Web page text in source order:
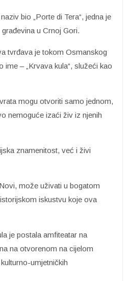
bio „Porte di Tera“, jedna je
u Crnoj Gori.
tvrđava je tokom Osmanskog
– „Krvava kula“, služeći kao
mogu otvoriti samo jednom,
nemoguće izaći živ iz njenih
znamenitost, već i živi
može uživati u bogatom
iskustvu koje ova
je postala amfiteatar na
na otvorenom na cijelom
umjetničkih